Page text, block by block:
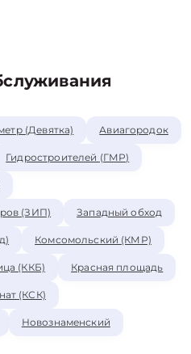
(Девятка) Авиагородок
Гидростроителей (ГМР)
(ЗИП) Западный обход
Комсомольский (КМР)
(ККБ) Красная площадь
(КСК)
Новознаменский